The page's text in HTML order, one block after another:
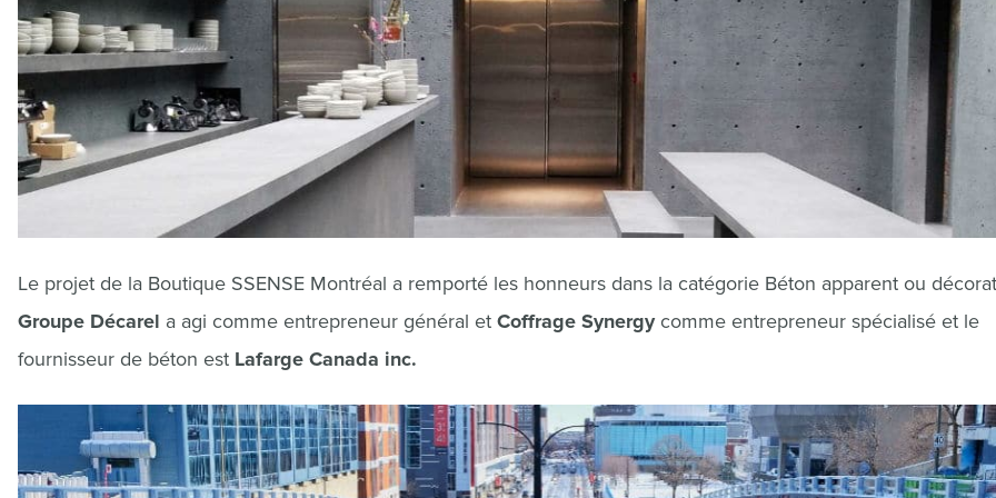
Le projet de la Boutique SSENSE Montréal a remporté les honneurs dans la catégorie Béton apparent ou
Groupe Décarel a agi comme entrepreneur général et Coffrage Synergycomme entrepreneur spécialisé et le
fournisseur de béton est Lafarge Canada inc.